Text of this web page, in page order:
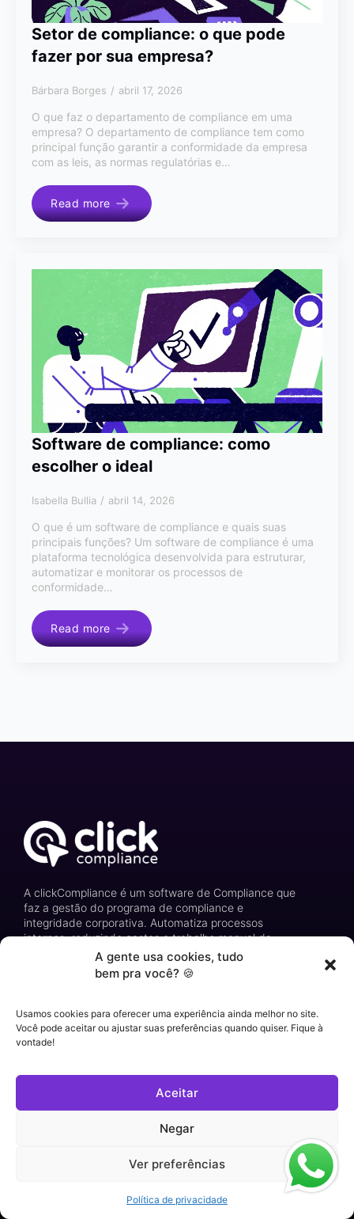
A gente usa cookies, tudo
bem pra você? 🍪
Usamos cookies para oferecer uma experiência ainda melhor no site.
Você pode aceitar ou ajustar suas preferências quando quiser. Fique à
vontade!
Aceitar
Negar
Ver preferências
Política de privacidade
Setor de compliance: o que pode
fazer por sua empresa?
Bárbara Borges abril 17, 2026
O que faz o departamento de compliance em uma
empresa? O departamento de compliance tem como
principal função garantir a conformidade da empresa
com as leis, as normas regulatórias e…
Read more
Software de compliance: como
escolher o ideal
Isabella Bullia abril 14, 2026
O que é um software de compliance e quais suas
principais funções? Um software de compliance é uma
plataforma tecnológica desenvolvida para estruturar,
automatizar e monitorar os processos de
conformidade…
Read more
A clickCompliance é um software de Compliance que
faz a gestão do programa de compliance e
integridade corporativa. Automatiza processos
internos, reduzindo gastos e trabalho manual da
equipe de Compliance.